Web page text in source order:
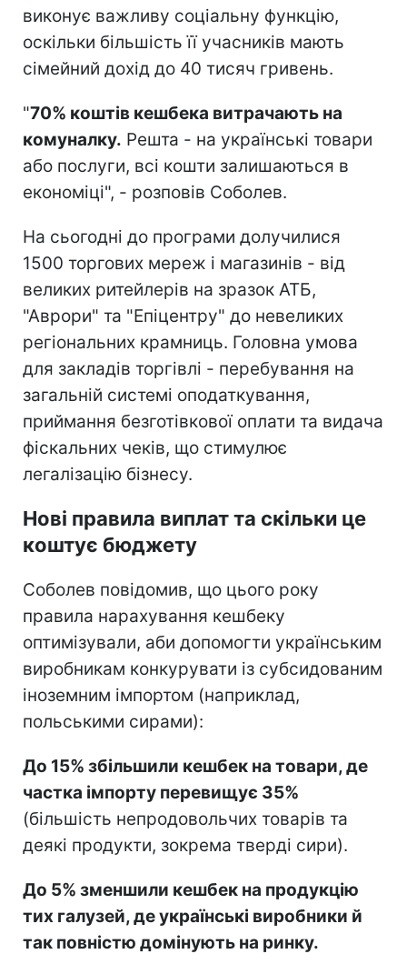
виконує важливу соціальну функцію,
оскільки більшість її учасників мають
сімейний дохід до 40 тисяч гривень.
"70% коштів кешбека витрачають на
комуналку. Решта - на українські товари
або послуги, всі кошти залишаються в
економіці", - розповів Соболев.
На сьогодні до програми долучилися
1500 торгових мереж і магазинів - від
великих ритейлерів на зразок АТБ,
"Аврори" та "Епіцентру" до невеликих
регіональних крамниць. Головна умова
для закладів торгівлі - перебування на
загальній системі оподаткування,
приймання безготівкової оплати та видача
фіскальних чеків, що стимулює
легалізацію бізнесу.
Нові правила виплат та скільки це
коштує бюджету
Соболев повідомив, що цього року
правила нарахування кешбеку
оптимізували, аби допомогти українським
виробникам конкурувати із субсидованим
іноземним імпортом (наприклад,
польськими сирами):
До 15% збільшили кешбек на товари, де
частка імпорту перевищує 35%
(більшість непродовольчих товарів та
деякі продукти, зокрема тверді сири).
До 5% зменшили кешбек на продукцію
тих галузей, де українські виробники й
так повністю домінують на ринку.